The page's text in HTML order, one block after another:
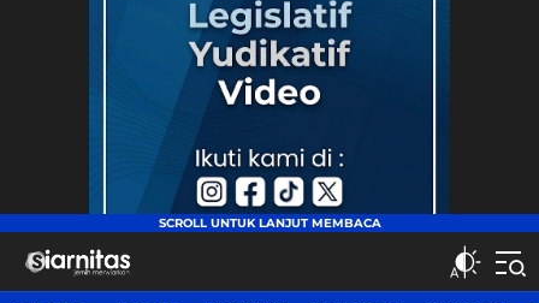
siarnitas
Jernih Menyiarkan